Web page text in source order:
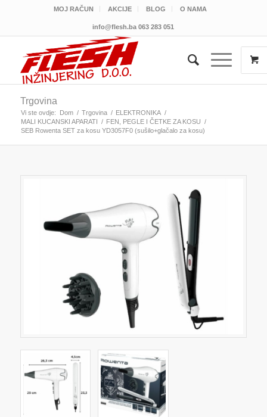
MOJ RAČUN AKCIJE BLOG O NAMA
info@flesh.ba 063 283 051
Trgovina
Vi ste ovdje: Dom / Trgovina / ELEKTRONIKA /
MALI KUCANSKI APARATI / FEN, PEGLE I ČETKE ZA KOSU /
SEB Rowenta SET za kosu YD3057F0 (sušilo+glačalo za kosu)